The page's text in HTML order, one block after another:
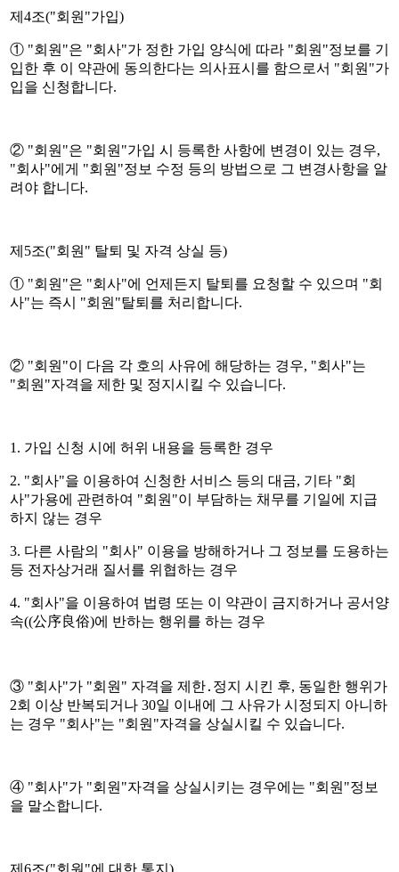
제4조("회원"가입)
① "회원"은 "회사"가 정한 가입 양식에 따라 "회원"정보를 기
입한 후 이 약관에 동의한다는 의사표시를 함으로서 "회원"가
입을 신청합니다.
② "회원"은 "회원"가입 시 등록한 사항에 변경이 있는 경우,
"회사"에게 "회원"정보 수정 등의 방법으로 그 변경사항을 알
려야 합니다.
제5조("회원" 탈퇴 및 자격 상실 등)
① "회원"은 "회사"에 언제든지 탈퇴를 요청할 수 있으며 "회
사"는 즉시 "회원"탈퇴를 처리합니다.
② "회원"이 다음 각 호의 사유에 해당하는 경우, "회사"는
"회원"자격을 제한 및 정지시킬 수 있습니다.
1. 가입 신청 시에 허위 내용을 등록한 경우
2. "회사"을 이용하여 신청한 서비스 등의 대금, 기타 "회
사"가용에 관련하여 "회원"이 부담하는 채무를 기일에 지급
하지 않는 경우
3. 다른 사람의 "회사" 이용을 방해하거나 그 정보를 도용하는
등 전자상거래 질서를 위협하는 경우
4. "회사"을 이용하여 법령 또는 이 약관이 금지하거나 공서양
속((公序良俗)에 반하는 행위를 하는 경우
③ "회사"가 "회원" 자격을 제한․정지 시킨 후, 동일한 행위가
2회 이상 반복되거나 30일 이내에 그 사유가 시정되지 아니하
는 경우 "회사"는 "회원"자격을 상실시킬 수 있습니다.
④ "회사"가 "회원"자격을 상실시키는 경우에는 "회원"정보
을 말소합니다.